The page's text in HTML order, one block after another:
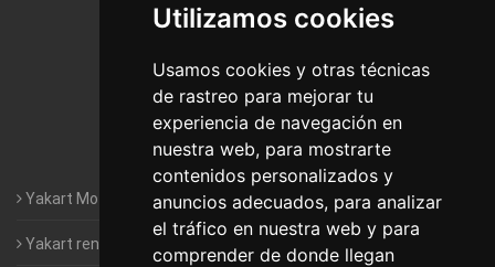
Utilizamos cookies
Usamos cookies y otras técnicas
de rastreo para mejorar tu
experiencia de navegación en
nuestra web, para mostrarte
contenidos personalizados y
anuncios adecuados, para analizar
el tráfico en nuestra web y para
comprender de donde llegan
Motorhomes Yakart Jaén
Motorhomes Yakart Lugo
Motorhomes Yakart Valencia
Motorhomes Yakart Vitoria
Yakart Motorhomes : The Company
Yakart rental conditions